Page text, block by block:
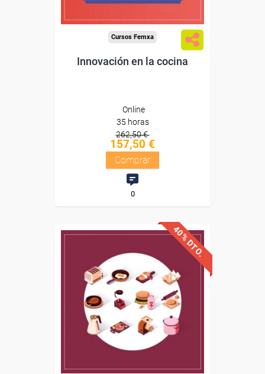
Compra segura
Cursos Femxa
Innovación en la cocina
Online
35 horas
262,50 €
157,50 €
Comprar
0
40% DTO.
Descuentos especiales
Sin requisitos de acceso
Diploma